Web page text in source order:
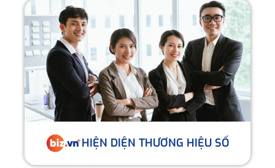
HIỆN DIỆN THƯƠNG HIỆU SỐ